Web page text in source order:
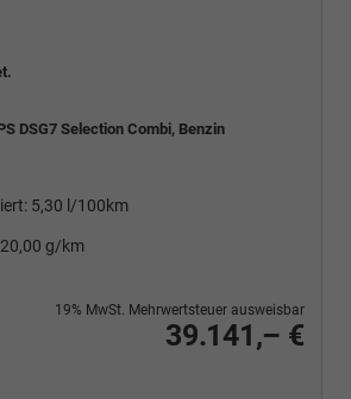
DSG7 Selection Combi, Benzin
5,30 l/100km
g/km
39.141,– €
19% MwSt. Mehrwertsteuer ausweisbar
drucken